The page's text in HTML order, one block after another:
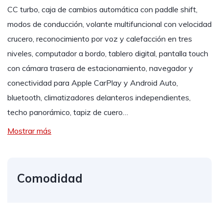
CC turbo, caja de cambios automática con paddle shift,
modos de conducción, volante multifuncional con velocidad
crucero, reconocimiento por voz y calefacción en tres
niveles, computador a bordo, tablero digital, pantalla touch
con cámara trasera de estacionamiento, navegador y
conectividad para Apple CarPlay y Android Auto,
bluetooth, climatizadores delanteros independientes,
techo panorámico, tapiz de cuero…
Mostrar más
Comodidad